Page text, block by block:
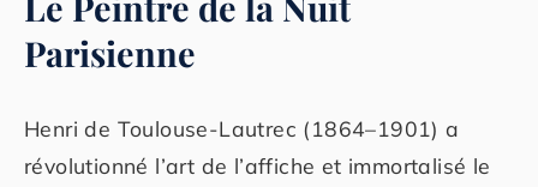
Parisienne
Henri de Toulouse-Lautrec (1864–1901) a
révolutionné l’art de l’affiche et immortalisé le